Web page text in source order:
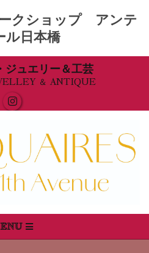
クショップ アンテ
ル日本橋
ジュエリー＆工芸
＆ ANTIQUE